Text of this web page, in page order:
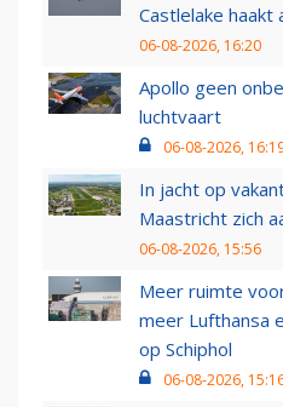
Castlelake haakt
06-08-2026, 16:20
Apollo geen
luchtvaart
06-08-2026,
In jacht op
Maastricht zich
06-08-2026, 15:56
Meer ruimte
meer Lufthansa
op Schiphol
06-08-2026,